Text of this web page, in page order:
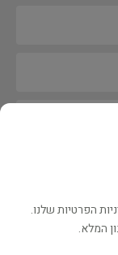
הפרטיות שלנו.
המלא.